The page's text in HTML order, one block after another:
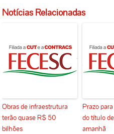
Notícias Relacionadas
Obras de infraestrutura
terão quase R$ 50
bilhões
Prazo
do título
amanhã